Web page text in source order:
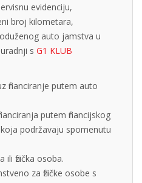
evidenciju,
broj kilometara,
auto jamstva u
s G1 KLUB
financiranje putem auto
putem financijskog
podržavaju spomenutu
ili fizička osoba.
za fizičke osobe s